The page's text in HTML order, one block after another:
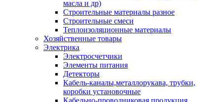
масла и др)
Строительные материалы разное
Строительные смеси
Теплоизоляционные материалы
Хозяйственные товары
Электрика
Электросчетчики
Элементы питания
Детекторы
Кабель-каналы,металлорукава, трубки,
коробки установочные
Кабельно-проводниковая продукция